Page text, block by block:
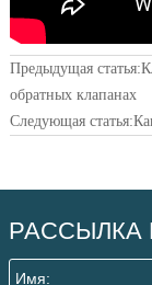
Предыдущая статья:
обратных клапанах
Следующая статья:
РАССЫЛКА